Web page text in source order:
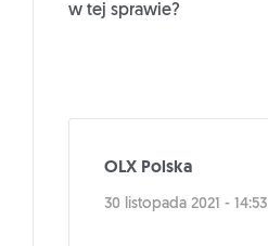
w tej sprawie?
OLX Polska
30 listopada 2021 - 14:53